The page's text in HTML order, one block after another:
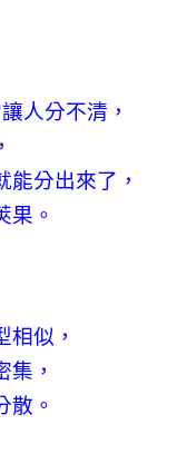
人分不清，
分出來了，
果。
相似，
集，
散。